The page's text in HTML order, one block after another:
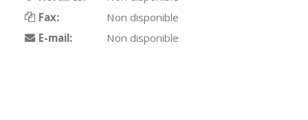
Fax:
Non disponible
E-mail:
Non disponible